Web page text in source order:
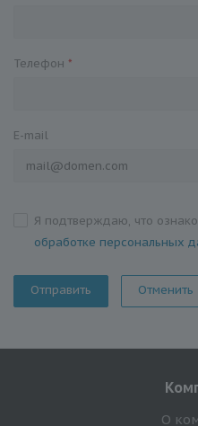
Телефон *
E-mail
Я подтверждаю, что
обработке персональных
Отменить
О